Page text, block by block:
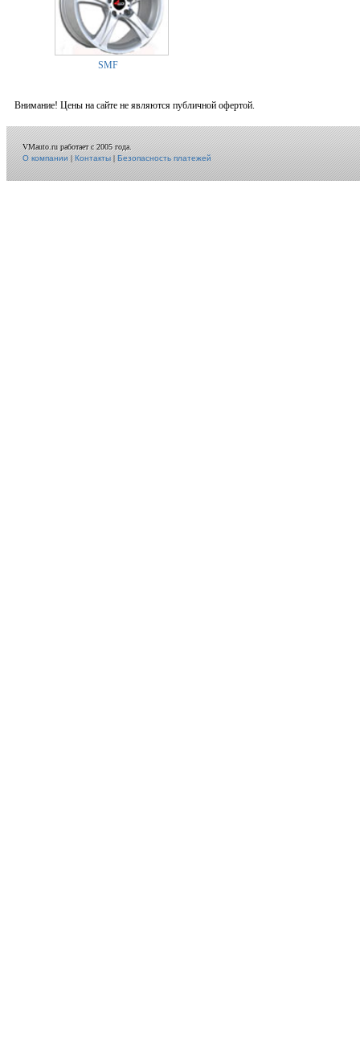
SMF
Внимание! Цены на сайте не являются публичной офертой.
VMauto.ru работает с 2005 года.
О компании|Контакты|Безопасность платежей